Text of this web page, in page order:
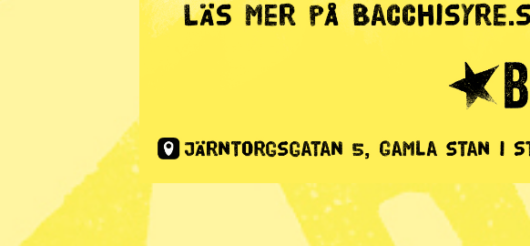
Regeringen: Mer
transparens på
veterinärpriser